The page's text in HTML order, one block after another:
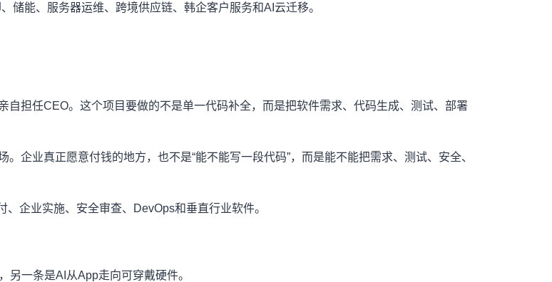
储能、服务器运维、跨境供应链、韩企客户服务和AI云迁移。
担任CEO。这个项目要做的不是单一代码补全，而是把软件需求、代码生成、测试、部署
企业真正愿意付钱的地方，也不是“能不能写一段代码”，而是能不能把需求、测试、安全、
企业实施、安全审查、DevOps和垂直行业软件。
另一条是AI从App走向可穿戴硬件。